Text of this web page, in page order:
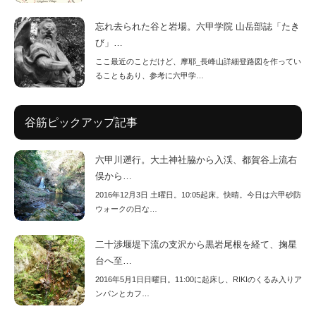
忘れ去られた谷と岩場。六甲学院 山岳部誌「たき
び」…
ここ最近のことだけど、摩耶_長峰山詳細登路図を作ってい
ることもあり、参考に六甲学…
谷筋ピックアップ記事
六甲川遡行。大土神社脇から入渓、都賀谷上流右
俣から…
2016年12月3日 土曜日。10:05起床。快晴。今日は六甲砂防
ウォークの日な…
二十渉堰堤下流の支沢から黒岩尾根を経て、掬星
台へ至…
2016年5月1日日曜日。11:00に起床し、RIKIのくるみ入りア
ンパンとカフ…